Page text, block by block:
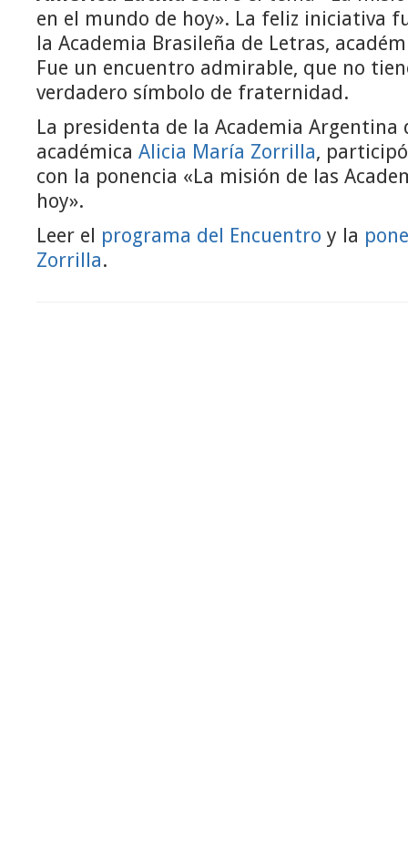
en el mundo de hoy». La feliz iniciativa
la Academia Brasileña de Letras,
Fue un encuentro admirable, que no
verdadero símbolo de fraternidad.
La presidenta de la Academia Argentina
académica Alicia María Zorrilla,
con la ponencia «La misión de las
hoy».
Leer el programa del Encuentro y la
Zorrilla.